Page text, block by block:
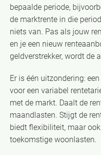
bepaalde periode,
de marktrente in die
niets van. Pas als jouw
en je een nieuw
geldverstrekker, wordt de
Er is één uitzondering:
voor een variabel
met de markt. Daalt de
maandlasten. Stijgt de
biedt flexibiliteit, maar
toekomstige woonlasten.